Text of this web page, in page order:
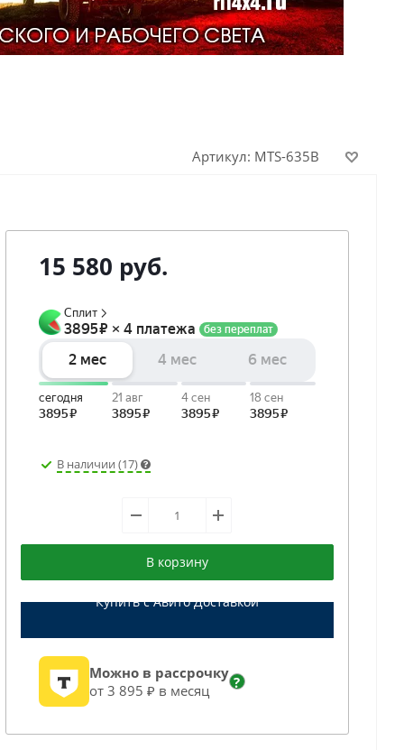
Артикул: MTS-635B
15 580 руб.
В наличии (17)
В корзину
Купить с Авито Доставкой
Можно в рассрочку
от 3 895 ₽ в месяц
?